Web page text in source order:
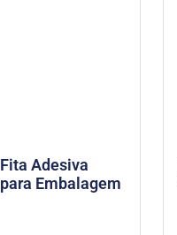
Fita Adesiva
para Embalagem